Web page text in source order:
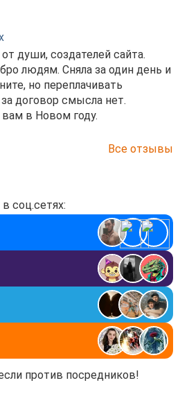
души, создателей сайта.
людям. Сняла за один день и
но переплачивать
договор смысла нет.
в Новом году.
Все отзывы
соц.сетях:
против посредников!